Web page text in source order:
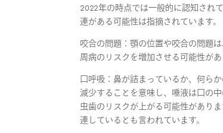
2022年の時点では一般的に認知され
連がある可能性は指摘されています。
咬合の問題：顎の位置や咬合の問題
周病のリスクを増加させる可能性が
口呼吸：鼻が詰まっているか、何ら
減少することを意味し、唾液は口の
虫歯のリスクが上がる可能性があり
連しているとも言われています。